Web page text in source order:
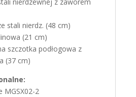
stali nierdz. (48 cm)
(21 cm)
szczotka podłogowa z
(37 cm)
MGSX02-2